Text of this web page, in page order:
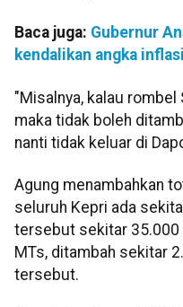
Baca juga: Gubernur
kendalikan angka inflasi
"Misalnya, kalau
maka tidak boleh
nanti tidak keluar di
Agung menambahkan
seluruh Kepri ada
tersebut sekitar 35.000
MTs, ditambah sekitar
tersebut.